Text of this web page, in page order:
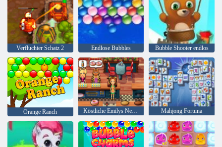
Verfluchter Schatz 2 Endlose Bubbles Bubble Shooter endlos
Orange Ranch Köstliche Emilys New Beginning Mahjong Fortuna